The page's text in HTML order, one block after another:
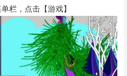
栏，点击【游戏】